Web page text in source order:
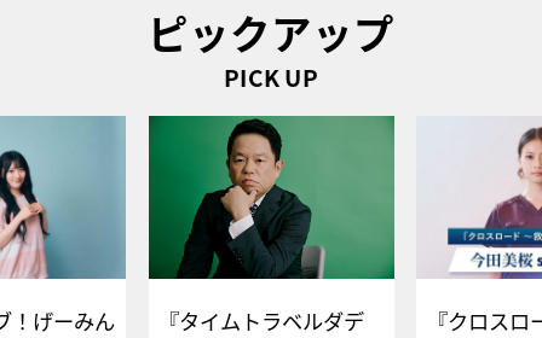
ピックアップ
PICK UP
！げーみん
『タイムトラベルダデ
『クロス